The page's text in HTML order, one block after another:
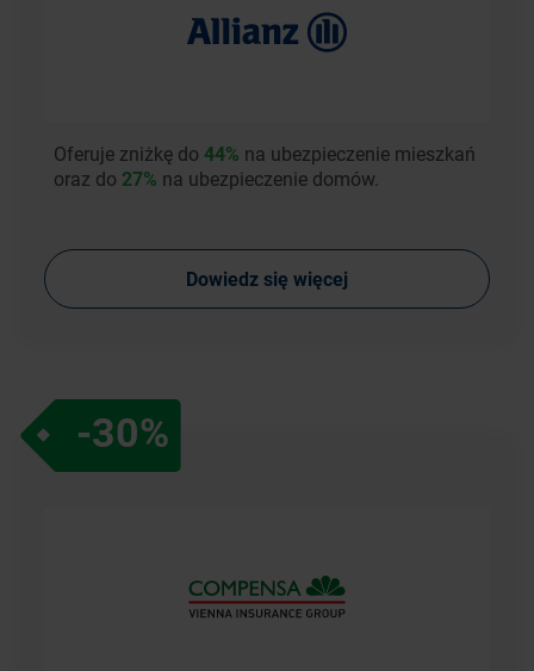
Oferuje zniżkę do 44% na ubezpieczenie mieszkań
oraz do 27% na ubezpieczenie domów.
Dowiedz się więcej
-30%